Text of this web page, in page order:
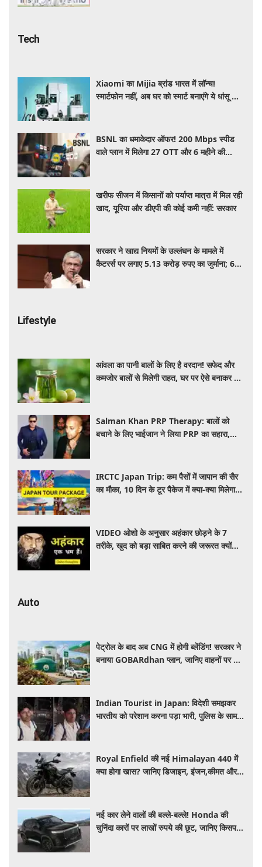
Tech
Xiaomi का Mijia ब्रांड भारत में लॉन्च!
स्मार्टफोन नहीं, अब घर को स्मार्ट बनाएंगे ये धांसू होम
BSNL का धमाकेदार ऑफर! 200 Mbps स्पीड
वाले प्लान में मिलेगा 27 OTT और 6 महीने की
खरीफ सीजन में किसानों को पर्याप्त मात्रा में मिल रही
खाद, यूरिया और डीएपी की कोई कमी नहीं: सरकार
सरकार ने खाद्य नियमों के उल्लंघन के मामले में
कैटरर्स पर लगाए 5.13 करोड़ रुपए का जुर्माना; 6
Lifestyle
आंवला का पानी बालों के लिए है वरदान! सफेद और
कमजोर बालों से मिलेगी राहत, घर पर ऐसे बनाकर करें
Salman Khan PRP Therapy: बालों को
बचाने के लिए भाईजान ने लिया PRP का सहारा,
IRCTC Japan Trip: कम पैसों में जापान की सैर
का मौका, 10 दिन के टूर पैकेज में क्या-क्या मिलेगा?
VIDEO ओशो के अनुसार अहंकार छोड़ने के 7
तरीके, खुद को बड़ा साबित करने की जरूरत क्यों
Auto
पेट्रोल के बाद अब CNG में होगी ब्लेंडिंग! सरकार ने
बनाया GOBARdhan प्लान, जानिए वाहनों पर क्या
Indian Tourist in Japan: विदेशी समझकर
भारतीय को परेशान करना पड़ा भारी, पुलिस के सामने
Royal Enfield की नई Himalayan 440 में
क्या होगा खास? जानिए डिजाइन, इंजन,कीमत और
नई कार लेने वालों की बल्ले-बल्ले! Honda की
चुनिंदा कारों पर लाखों रुपये की छूट, जानिए किसपर-